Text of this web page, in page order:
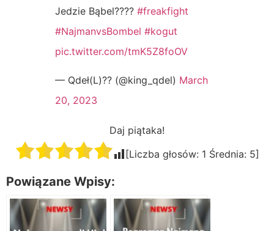
Jedzie Bąbel???? #freakfight
#NajmanvsBombel #kogut
pic.twitter.com/tmK5Z8foOV
— Qdeł(L)?? (@king_qdel) March
20, 2023
Daj piątaka!
[Liczba głosów: 1 Średnia: 5]
Powiązane Wpisy: